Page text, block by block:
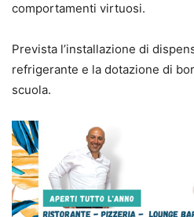
comportamenti virtuosi.
Prevista l’installazione di
refrigerante e la dotazione di
scuola.